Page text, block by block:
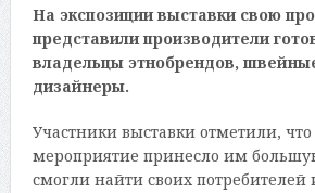
На экспозиции выставки свою
представили производители
владельцы этнобрендов,
дизайнеры.
Участники выставки отметили,
мероприятие принесло им
смогли найти своих